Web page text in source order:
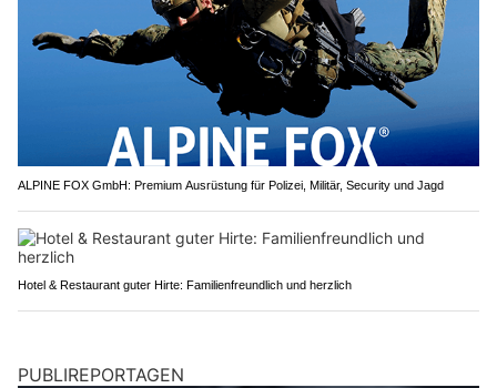
ALPINE FOX GmbH: Premium Ausrüstung für Polizei, Militär, Security und Jagd
Hotel & Restaurant guter Hirte: Familienfreundlich und herzlich
PUBLIREPORTAGEN